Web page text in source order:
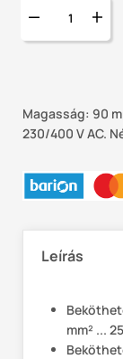
Magasság: 90
230/400 V AC.
Leírás
mm² ...